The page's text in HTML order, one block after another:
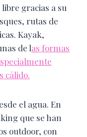
gracias a su
rutas de
Kayak,
de las formas
cálido.
el agua. En
que se han
outdoor, con